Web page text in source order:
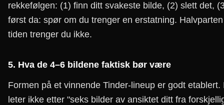
rekkefølgen: (1) finn ditt svakeste bilde, (2) slett det,
først da: spør om du trenger en erstatning.
tiden trenger du ikke.
5. Hva de 4–6 bildene faktisk bør være
Formen på et vinnende Tinder-lineup er godt etablert.
leter ikke etter "seks bilder av ansiktet ditt fra